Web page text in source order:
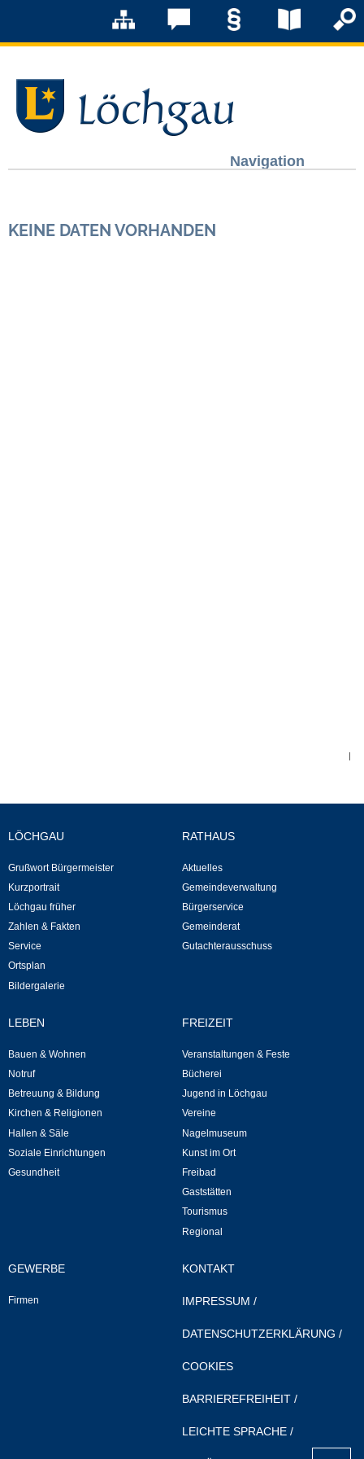
Navigation
Grußwort Bürgermeister
Rund um den Wein
Schlepper / Traktor
Rathaus
Gemeindeverwaltung
Mitarbeiter
Stellenangebote
Bürgerservice
Gemeinderat
KEINE DATEN VORHANDEN
|
LÖCHGAU
Grußwort Bürgermeister
Kurzportrait
Löchgau früher
Zahlen & Fakten
Service
Ortsplan
Bildergalerie
RATHAUS
Aktuelles
Gemeindeverwaltung
Bürgerservice
Gemeinderat
Gutachterausschuss
LEBEN
Bauen & Wohnen
Notruf
Betreuung & Bildung
Kirchen & Religionen
Hallen & Säle
Soziale Einrichtungen
Gesundheit
FREIZEIT
Veranstaltungen & Feste
Bücherei
Jugend in Löchgau
Vereine
Nagelmuseum
Kunst im Ort
Freibad
Gaststätten
Tourismus
Regional
GEWERBE
Firmen
KONTAKT
IMPRESSUM /
DATENSCHUTZERKLÄRUNG /
COOKIES
BARRIEREFREIHEIT /
LEICHTE SPRACHE /